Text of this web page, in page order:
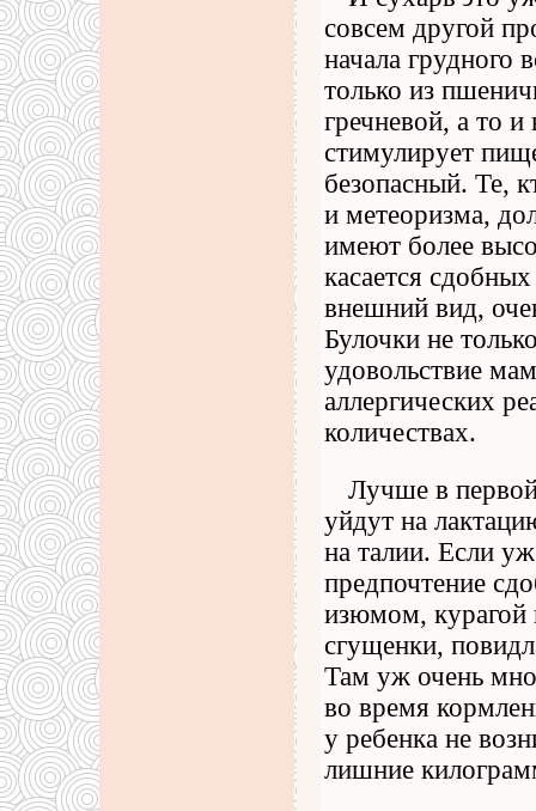
совсем другой
начала грудного
только из
гречневой, а то
стимулирует
безопасный. Те,
и метеоризма,
имеют более
касается
внешний вид,
Булочки не
удовольствие
аллергических
количествах.
Лучше в
уйдут на
на талии. Если уж
предпочтение
изюмом, курагой
сгущенки,
Там уж очень
во время
у ребенка не
лишние